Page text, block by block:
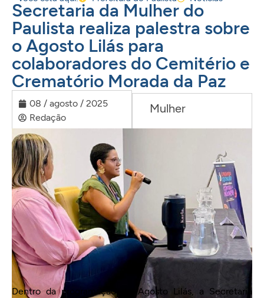
Secretaria da Mulher do
Paulista realiza palestra sobre
o Agosto Lilás para
colaboradores do Cemitério e
Crematório Morada da Paz
08 / agosto / 2025
Redação
Mulher
Dentro da programação do Agosto Lilás, a Secretaria